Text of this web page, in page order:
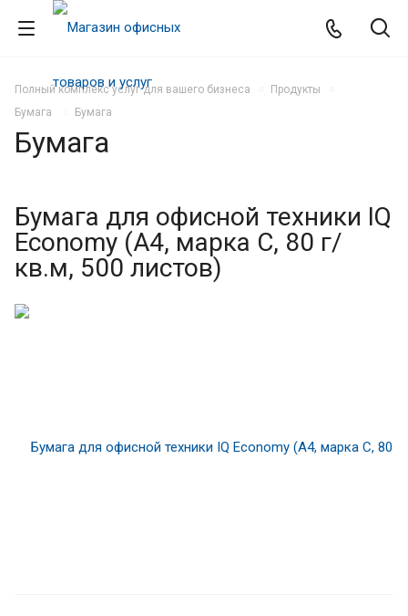
Полный комплекс услуг для вашего бизнеса
Продукты
Бумага
Бумага
Бумага
Бумага для офисной техники IQ
Economy (А4, марка C, 80 г/
кв.м, 500 листов)